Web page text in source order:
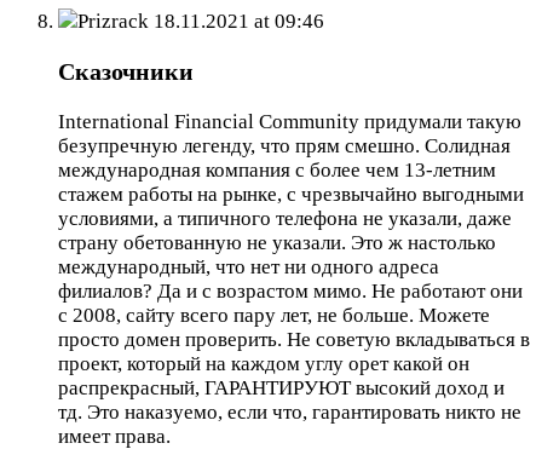
Prizrack 18.11.2021 at 09:46
Сказочники
International Financial Community придумали такую
безупречную легенду, что прям смешно. Солидная
международная компания с более чем 13-летним
стажем работы на рынке, с чрезвычайно выгодными
условиями, а типичного телефона не указали, даже
страну обетованную не указали. Это ж настолько
международный, что нет ни одного адреса
филиалов? Да и с возрастом мимо. Не работают они
с 2008, сайту всего пару лет, не больше. Можете
просто домен проверить. Не советую вкладываться в
проект, который на каждом углу орет какой он
распрекрасный, ГАРАНТИРУЮТ высокий доход и
тд. Это наказуемо, если что, гарантировать никто не
имеет права.